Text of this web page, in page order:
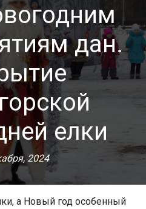
дан.
елки
2024
а Новый год особенный